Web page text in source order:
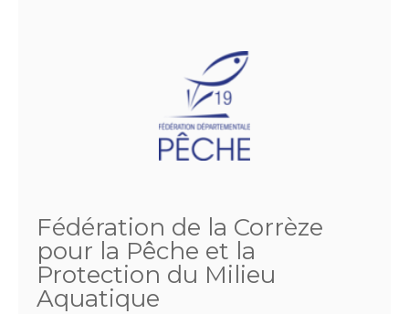
Fédération de la Corrèze
pour la Pêche et la
Protection du Milieu
Aquatique